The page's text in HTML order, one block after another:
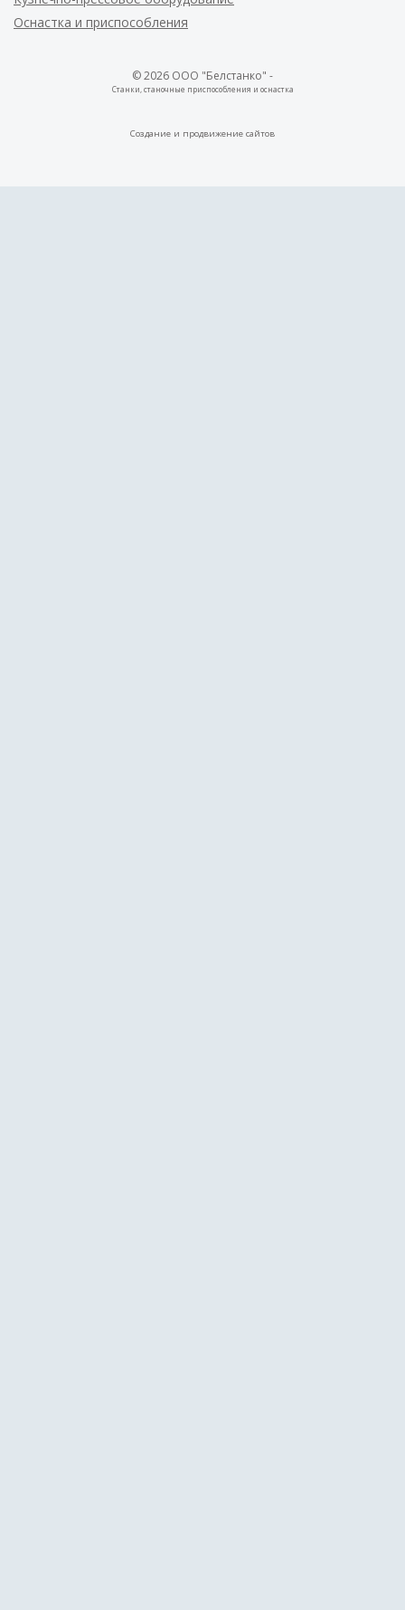
Оснастка и приспособления
© 2026 ООО "Белстанко" -
Станки, станочные приспособления и оснастка
Создание и продвижение сайтов